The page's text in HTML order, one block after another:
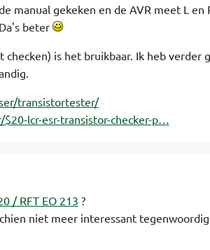
manual gekeken en de AVR meet L en
beter
is het bruikbaar. Ik heb verder
transistortester/
lcr-esr-transistor-checker-p…
/ RFT EO 213 ?
niet meer interessant